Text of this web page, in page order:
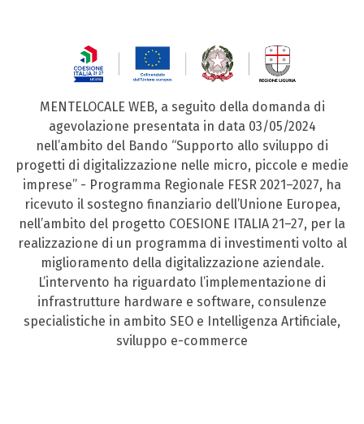
MENTELOCALE WEB, a seguito della domanda di
agevolazione presentata in data 03/05/2024
nell’ambito del Bando “Supporto allo sviluppo di
progetti di digitalizzazione nelle micro, piccole e medie
imprese” - Programma Regionale FESR 2021–2027, ha
ricevuto il sostegno finanziario dell’Unione Europea,
nell’ambito del progetto COESIONE ITALIA 21–27, per la
realizzazione di un programma di investimenti volto al
miglioramento della digitalizzazione aziendale.
L’intervento ha riguardato l’implementazione di
infrastrutture hardware e software, consulenze
specialistiche in ambito SEO e Intelligenza Artificiale,
sviluppo e-commerce